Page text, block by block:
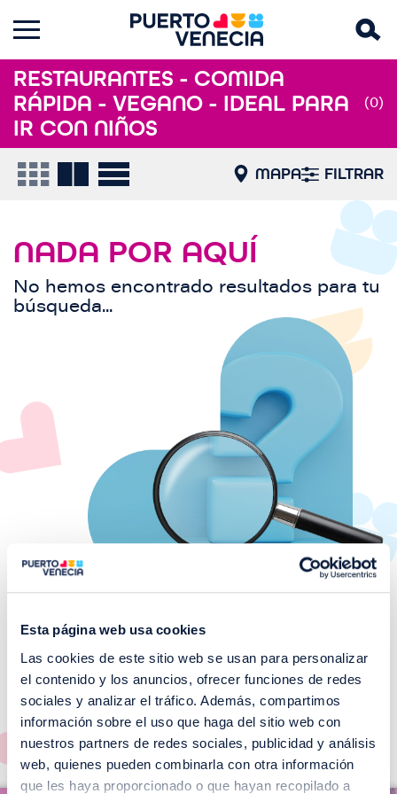
Esta página web usa cookies
Las cookies de este sitio web se usan para personalizar
el contenido y los anuncios, ofrecer funciones de redes
sociales y analizar el tráfico. Además, compartimos
información sobre el uso que haga del sitio web con
nuestros partners de redes sociales, publicidad y análisis
web, quienes pueden combinarla con otra información
que les haya proporcionado o que hayan recopilado a
RESTAURANTES - COMIDA
RÁPIDA - VEGANO - IDEAL PARA
IR CON NIÑOS
(0)
MAPA FILTRAR
NADA POR AQUÍ
No hemos encontrado resultados para tu
búsqueda...
¡No te pierdas nuestros
EVENTOS!
Ver todos >